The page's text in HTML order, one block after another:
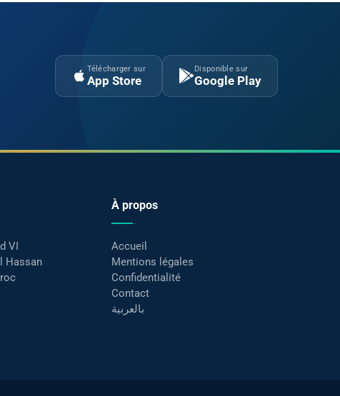
Télécharger sur
App Store
Disponible sur
Google Play
VI
Hassan
À propos
Accueil
Mentions légales
Confidentialité
Contact
بالعربية